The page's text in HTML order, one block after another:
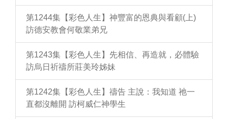
第1244集【彩色人生】神豐富的恩典與看顧(上)
訪德安教會何敬業弟兄
第1243集【彩色人生】先相信、再造就，必體驗
訪烏日祈禱所莊美玲姊妹
第1242集【彩色人生】禱告 主說：我知道 祂一
直都沒離開 訪柯威仁神學生